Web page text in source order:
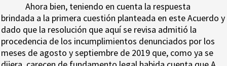
Ahora bien, teniendo en cuenta la respuesta
brindada a la primera cuestión planteada en este Acuerdo y
dado que la resolución que aquí se revisa admitió la
procedencia de los incumplimientos denunciados por los
meses de agosto y septiembre de 2019 que, como ya se